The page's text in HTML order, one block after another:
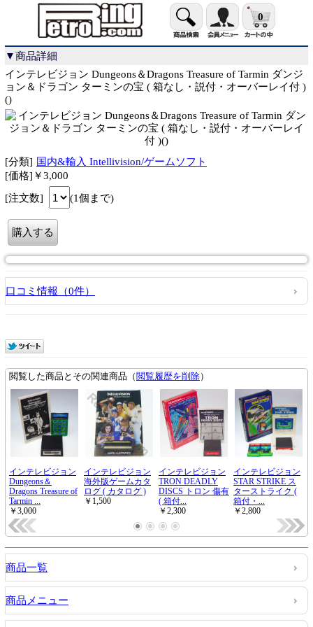
0
▼商品詳細
インテレビジョン Dungeons＆Dragons Treasure of Tarmin ダンジ
ョン＆ドラゴン ターミンの宝 ( 箱なし・説付・オーバーレイ付 )
()
[分類] 国内&輸入 Intellivision/ゲームソフト
[価格]￥3,000
[注文数]
(1個まで)
口コミ情報（0件）
商品一覧
商品メニュー